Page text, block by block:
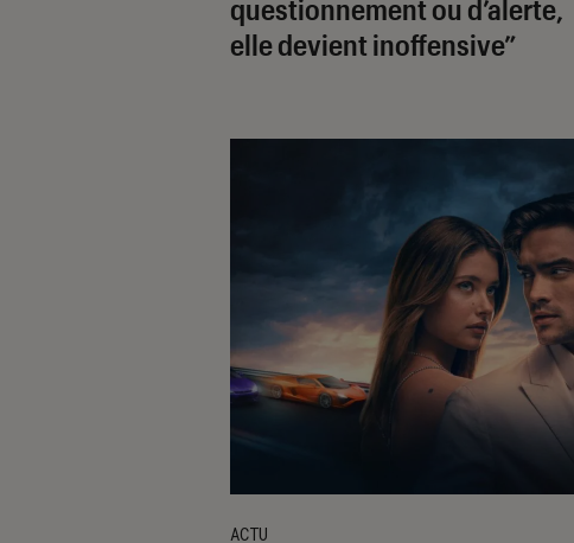
questionnement ou d’alerte,
elle devient inoffensive”
ACTU